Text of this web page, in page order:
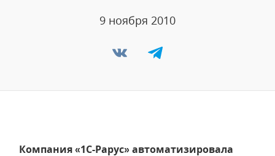
9 ноября 2010
Компания «1С-Рарус» автоматизировала